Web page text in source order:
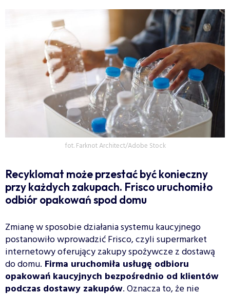
fot. Farknot Architect/Adobe Stock
Recyklomat może przestać być konieczny
przy każdych zakupach. Frisco uruchomiło
odbiór opakowań spod domu
Zmianę w sposobie działania systemu kaucyjnego
postanowiło wprowadzić Frisco, czyli supermarket
internetowy oferujący zakupy spożywcze z dostawą
do domu. Firma uruchomiła usługę odbioru
opakowań kaucyjnych bezpośrednio od klientów
podczas dostawy zakupów. Oznacza to, że nie